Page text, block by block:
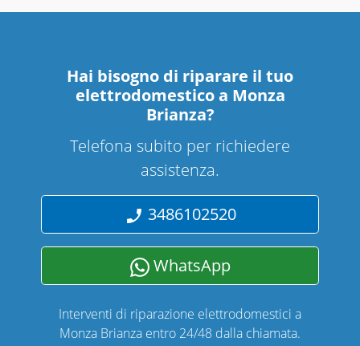
Hai bisogno di riparare il tuo
elettrodomestico a Monza
Brianza?
Telefona subito per richiedere
assistenza.
3486102520
WhatsApp
Interventi di riparazione elettrodomestici a
Monza Brianza entro 24/48 dalla chiamata.